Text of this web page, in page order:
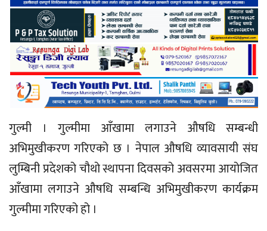
गुल्मी । गुल्मीमा आँखामा लगाउने औषधि सम्बन्धी
अभिमुखीकरण गरिएको छ । नेपाल औषधि व्यावसायी संघ
लुम्बिनी प्रदेशको चौथो स्थापना दिवसको अवसरमा आयोजित
आँखामा लगाउने औषधि सम्बन्धि अभिमुखीकरण कार्यक्रम
गुल्मीमा गरिएको हो ।